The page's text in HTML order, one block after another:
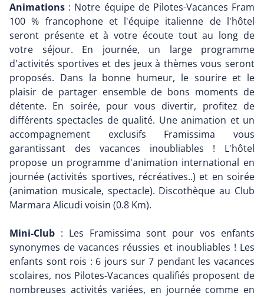
Animations : Notre équipe de Pilotes-Vacances Fram
100 % francophone et l'équipe italienne de l'hôtel
seront présente et à votre écoute tout au long de
votre séjour. En journée, un large programme
d'activités sportives et des jeux à thèmes vous seront
proposés. Dans la bonne humeur, le sourire et le
plaisir de partager ensemble de bons moments de
détente. En soirée, pour vous divertir, profitez de
différents spectacles de qualité. Une animation et un
accompagnement exclusifs Framissima vous
garantissant des vacances inoubliables ! L'hôtel
propose un programme d'animation international en
journée (activités sportives, récréatives..) et en soirée
(animation musicale, spectacle). Discothèque au Club
Marmara Alicudi voisin (0.8 Km).
Mini-Club : Les Framissima sont pour vos enfants
synonymes de vacances réussies et inoubliables ! Les
enfants sont rois : 6 jours sur 7 pendant les vacances
scolaires, nos Pilotes-Vacances qualifiés proposent de
nombreuses activités variées, en journée comme en